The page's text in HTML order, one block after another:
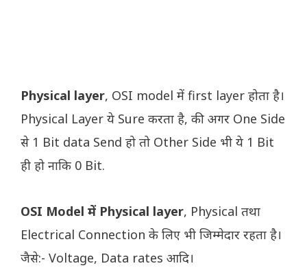
Physical layer, OSI model में first layer होता है।
Physical Layer ये Sure करता है, की अगर One Side
से 1 Bit data Send हो तो Other Side भी ये 1 Bit
ही हो नाकि 0 Bit.
OSI Model में Physical layer, Physical तथा
Electrical Connection के लिए भी जिम्मेदार रहता है।
जैसे:- Voltage, Data rates आदि।